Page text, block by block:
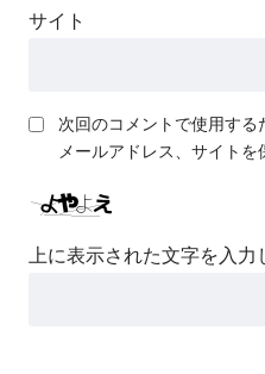
サイト
次回のコメントで使用する
メールアドレス、サイトを
上に表示された文字を入力